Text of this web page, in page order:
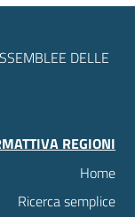
DELLE
REGIONI
Home
Ricerca semplice